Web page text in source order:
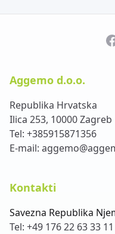
Aggemo d.o.o.
Republika Hrvatska
Ilica 253, 10000 Zagreb
Tel: +385915871356
E-mail:
Kontakti
Savezna Republika
Tel: +49 176 22 63 33 11